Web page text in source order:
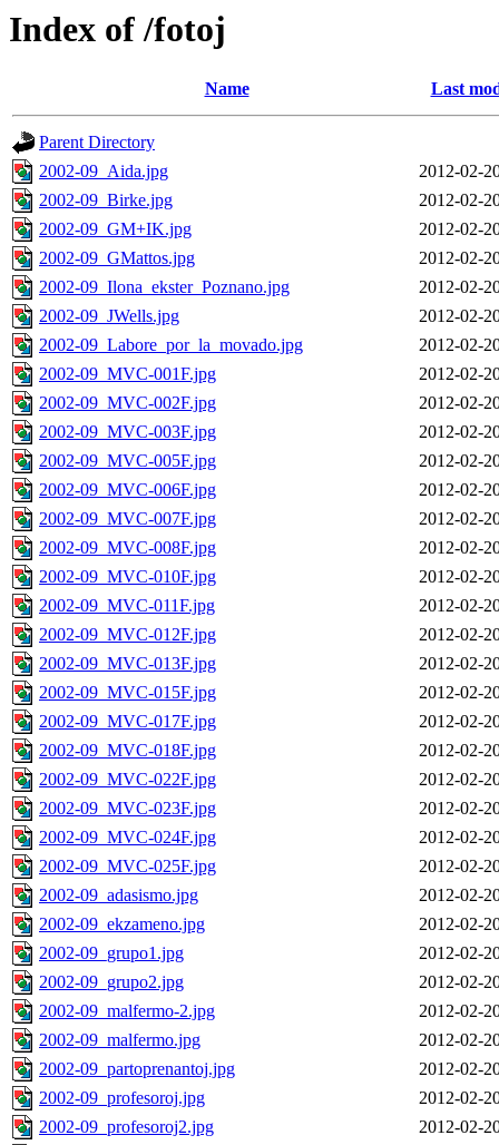
Index of /fotoj
Name Last
Parent Directory
2002-09_Aida.jpg
2012-02-
2002-09_Birke.jpg
2012-02-
2002-09_GM+IK.jpg
2012-02-
2002-09_GMattos.jpg
2012-02-
2002-09_Ilona_ekster_Poznano.jpg
2012-02-
2002-09_JWells.jpg
2012-02-
2002-09_Labore_por_la_movado.jpg
2012-02-
2002-09_MVC-001F.jpg
2012-02-
2002-09_MVC-002F.jpg
2012-02-
2002-09_MVC-003F.jpg
2012-02-
2002-09_MVC-005F.jpg
2012-02-
2002-09_MVC-006F.jpg
2012-02-
2002-09_MVC-007F.jpg
2012-02-
2002-09_MVC-008F.jpg
2012-02-
2002-09_MVC-010F.jpg
2012-02-
2002-09_MVC-011F.jpg
2012-02-
2002-09_MVC-012F.jpg
2012-02-
2002-09_MVC-013F.jpg
2012-02-
2002-09_MVC-015F.jpg
2012-02-
2002-09_MVC-017F.jpg
2012-02-
2002-09_MVC-018F.jpg
2012-02-
2002-09_MVC-022F.jpg
2012-02-
2002-09_MVC-023F.jpg
2012-02-
2002-09_MVC-024F.jpg
2012-02-
2002-09_MVC-025F.jpg
2012-02-
2002-09_adasismo.jpg
2012-02-
2002-09_ekzameno.jpg
2012-02-
2002-09_grupo1.jpg
2012-02-
2002-09_grupo2.jpg
2012-02-
2002-09_malfermo-2.jpg
2012-02-
2002-09_malfermo.jpg
2012-02-
2002-09_partoprenantoj.jpg
2012-02-
2002-09_profesoroj.jpg
2012-02-
2002-09_profesoroj2.jpg
2012-02-